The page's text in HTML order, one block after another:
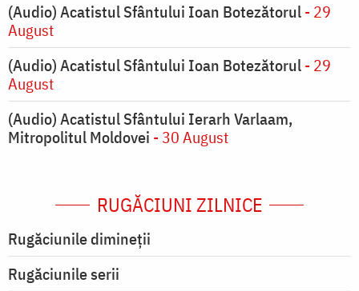
(Audio) Acatistul Sfântului Ioan Botezătorul- 29
August
(Audio) Acatistul Sfântului Ioan Botezătorul- 29
August
(Audio) Acatistul Sfântului Ierarh Varlaam,
Mitropolitul Moldovei - 30 August
RUGĂCIUNI ZILNICE
Rugăciunile dimineții
Rugăciunile serii